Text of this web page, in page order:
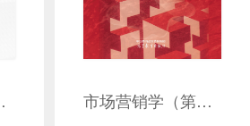
例解析 市场营销学（第八版）